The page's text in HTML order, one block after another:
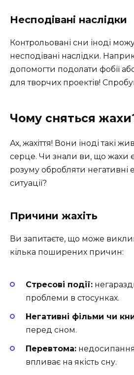
Несподівані наслідки
Контрольовані сни іноді
несподівані наслідки.
допомогти подолати фобії
для творчих проектів!
Чому сняться
Ах, жахіття! Вони іноді такі
серце. Чи знали ви, що жахи
розуму обробляти негативні
ситуації?
Причини жахіть
Ви запитаєте, що може
кілька поширених причин:
Стресові події:
проблеми в стосунках.
Негативні фільми чи
перед сном.
Перевтома:
впливає на якість сну.